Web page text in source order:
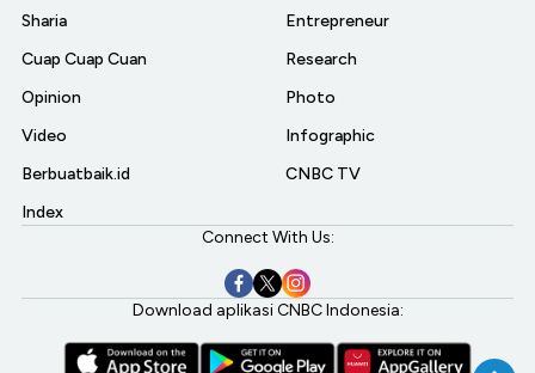
Sharia
Cuap Cuap Cuan
Opinion
Video
Berbuatbaik.id
Index
Entrepreneur
Research
Photo
Infographic
CNBC TV
Connect With Us:
Download aplikasi CNBC Indonesia: